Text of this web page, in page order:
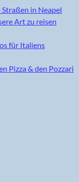
in Neapel
Art zu reisen
für Italiens
Pizza & den Pozzari